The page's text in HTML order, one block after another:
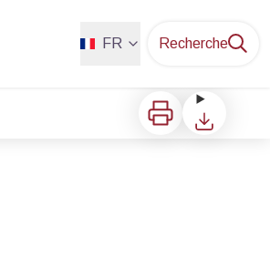
FR Recherche
ImprimerTélécharger